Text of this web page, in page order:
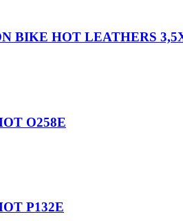
BIKE HOT LEATHERS
O258E
P132E